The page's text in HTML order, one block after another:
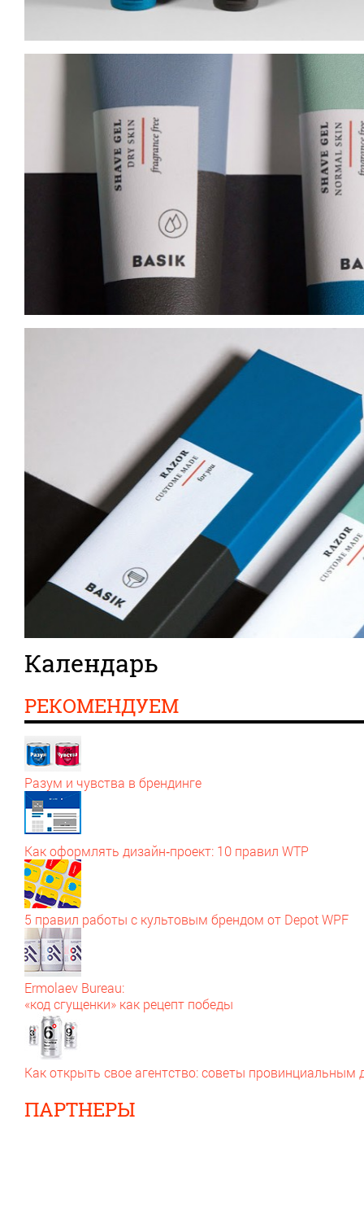
Календарь
РЕКОМЕНДУЕМ
Разум и чувства в брендинге
Как оформлять дизайн‑проект: 10 правил WTP
5 правил работы с культовым брендом от Depot WPF
Ermolaev Bureau:
«код сгущенки» как рецепт победы
Как открыть свое агентство: советы провинциальным
ПАРТНЕРЫ